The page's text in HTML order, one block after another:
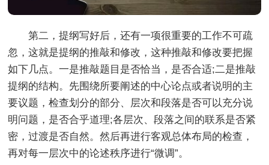
第二，提纲写好后，还有一项很重要的工作不可疏
忽，这就是提纲的推敲和修改，这种推敲和修改要把握
如下几点。一是推敲题目是否恰当，是否合适;二是推敲
提纲的结构。先围绕所要阐述的中心论点或者说明的主
要议题，检查划分的部分、层次和段落是否可以充分说
明问题，是否合乎道理;各层次、段落之间的联系是否紧
密，过渡是否自然。然后再进行客观总体布局的检查，
再对每一层次中的论述秩序进行“微调”。